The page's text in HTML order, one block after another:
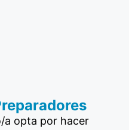
a opta por hacer